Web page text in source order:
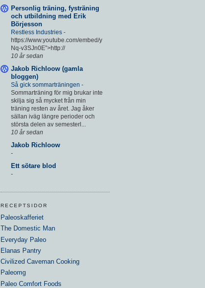
Personlig träning, fysträning
och utbildning med Erik
Börjesson
Restless Industries -
https://www.youtube.com/embed/y
Nq-v3SJn0E”>http://
10 år sedan
Jakob Richloow (gamla
bloggen)
Så gick sommarträningen -
Sommarträning för mig brukar inte
skilja sig så mycket från min
träning resten av året. Jag åker
sällan iväg längre perioder och
största delen av semesterl...
10 år sedan
Jakob Richloow
-
Ett sötare blod
-
RECEPTSIDOR
Paleoskafferiet
The Domestic Man
Everyday Paleo
Elanas Pantry
Civilized Caveman Cooking
Paleomg
Paleo Comfort Foods